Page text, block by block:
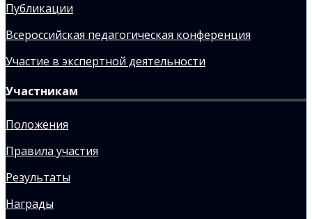
Публикации
Всероссийская педагогическая конференция
Участие в экспертной деятельности
Участникам
Положения
Правила участия
Результаты
Награды